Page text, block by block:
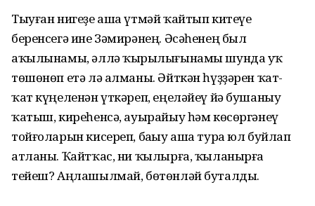
Тыуған нигеҙе аша үтмәй ҡайтып китеүе
беренсегә ине Зәмирәнең. Әсәһенең был
аҡылынамы, әллә ҡырыҫлығынамы шунда уҡ
төшөнөп етә лә алманы. Әйткән һүҙҙәрен ҡат-
ҡат күңеленән үткәреп, еңеләйеү йә бушаныу
ҡатыш, киреһенсә, ауырайыу һәм көсөргәнеү
тойғоларын кисереп, баҫыу аша тура юл буйлап
атланы. Ҡайтҡас, ни ҡылырға, ҡыланырға
тейеш? Аңлашылмай, бөтөнләй буталды.